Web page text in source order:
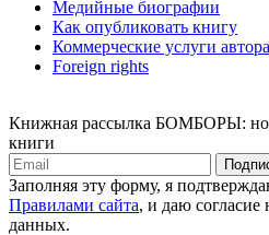
Медийные биографии
Как опубликовать книгу
Коммерческие услуги
Foreign rights
Книжная рассылка БОМБОРЫ:
книги
Заполняя эту форму, я
Правилами сайта, и даю согласие
данных.